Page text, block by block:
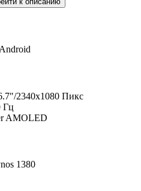
Android
2340x1080 Пикс
Гц
AMOLED
1380